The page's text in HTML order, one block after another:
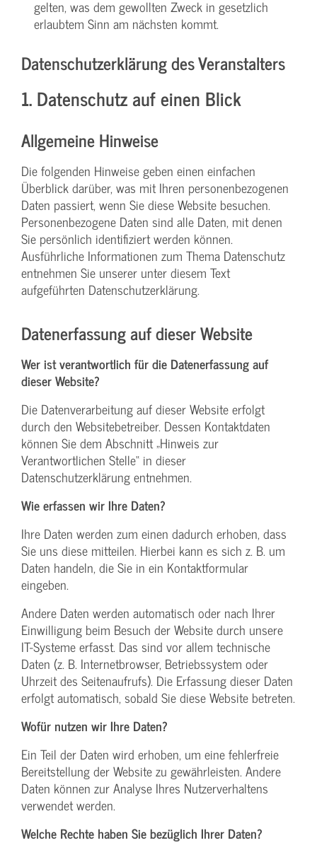
gelten, was dem gewollten Zweck in gesetzlich
erlaubtem Sinn am nächsten kommt.
Datenschutzerklärung des Veranstalters
1. Datenschutz auf einen Blick
Allgemeine Hinweise
Die folgenden Hinweise geben einen einfachen
Überblick darüber, was mit Ihren personenbezogenen
Daten passiert, wenn Sie diese Website besuchen.
Personenbezogene Daten sind alle Daten, mit denen
Sie persönlich identifiziert werden können.
Ausführliche Informationen zum Thema Datenschutz
entnehmen Sie unserer unter diesem Text
aufgeführten Datenschutzerklärung.
Datenerfassung auf dieser Website
Wer ist verantwortlich für die Datenerfassung auf
dieser Website?
Die Datenverarbeitung auf dieser Website erfolgt
durch den Websitebetreiber. Dessen Kontaktdaten
können Sie dem Abschnitt „Hinweis zur
Verantwortlichen Stelle“ in dieser
Datenschutzerklärung entnehmen.
Wie erfassen wir Ihre Daten?
Ihre Daten werden zum einen dadurch erhoben, dass
Sie uns diese mitteilen. Hierbei kann es sich z. B. um
Daten handeln, die Sie in ein Kontaktformular
eingeben.
Andere Daten werden automatisch oder nach Ihrer
Einwilligung beim Besuch der Website durch unsere
IT-Systeme erfasst. Das sind vor allem technische
Daten (z. B. Internetbrowser, Betriebssystem oder
Uhrzeit des Seitenaufrufs). Die Erfassung dieser Daten
erfolgt automatisch, sobald Sie diese Website betreten.
Wofür nutzen wir Ihre Daten?
Ein Teil der Daten wird erhoben, um eine fehlerfreie
Bereitstellung der Website zu gewährleisten. Andere
Daten können zur Analyse Ihres Nutzerverhaltens
verwendet werden.
Welche Rechte haben Sie bezüglich Ihrer Daten?